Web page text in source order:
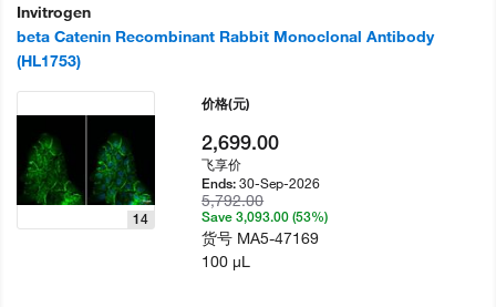
Invitrogen
beta Catenin Recombinant Rabbit Monoclonal Antibody
(HL1753)
14
价格(元)
2,699.00
飞享价
Ends:30-Sep-2026
5,792.00
Save 3,093.00 (53%)
货号 MA5-47169
100 µL